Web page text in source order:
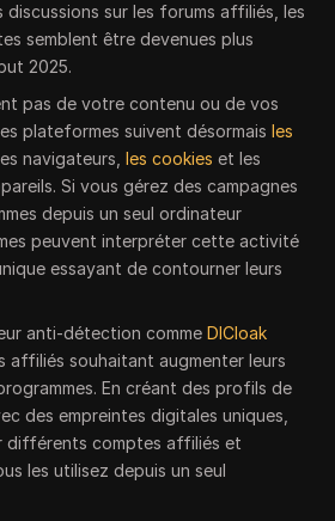
discussions sur les forums affiliés, les
semblent être devenues plus
2025.
pas de votre contenu ou de vos
plateformes suivent désormaisles
navigateurs,les cookies et les
Si vous gérez des campagnes
depuis un seul ordinateur
peuvent interpréter cette activité
essayant de contourner leurs
anti-détection commeDICloak
affiliés souhaitant augmenter leurs
En créant des profils de
des empreintes digitales uniques,
différents comptes affiliés et
les utilisez depuis un seul